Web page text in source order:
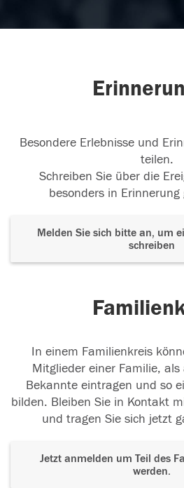
Besondere Erlebnisse und
teilen.
Schreiben Sie über die
besonders in
Melden Sie sich bitte an, um
schreiben
In einem Familienkreis
Mitglieder einer Familie,
Bekannte eintragen und so
bilden. Bleiben Sie in Kontakt
und tragen Sie sich jetzt
Jetzt anmelden um Teil des
werden.